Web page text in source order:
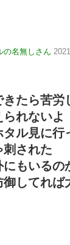
の名無しさん
たら苦労
れないよ
タル見に行
刺された
にもいるの
御してれば